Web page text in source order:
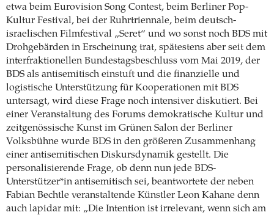
etwa beim Eurovision Song Contest, beim Berliner Pop-
Kultur Festival, bei der Ruhrtriennale, beim deutsch-
israelischen Filmfestival „Seret“ und wo sonst noch BDS mit
Drohgebärden in Erscheinung trat, spätestens aber seit dem
interfraktionellen Bundestagsbeschluss vom Mai 2019, der
BDS als antisemitisch einstuft und die finanzielle und
logistische Unterstützung für Kooperationen mit BDS
untersagt, wird diese Frage noch intensiver diskutiert. Bei
einer Veranstaltung des Forums demokratische Kultur und
zeitgenössische Kunst im Grünen Salon der Berliner
Volksbühne wurde BDS in den größeren Zusammenhang
einer antisemitischen Diskursdynamik gestellt. Die
personalisierende Frage, ob denn nun jede BDS-
Unterstützer*in antisemitisch sei, beantwortete der neben
Fabian Bechtle veranstaltende Künstler Leon Kahane denn
auch lapidar mit: „Die Intention ist irrelevant, wenn sich am